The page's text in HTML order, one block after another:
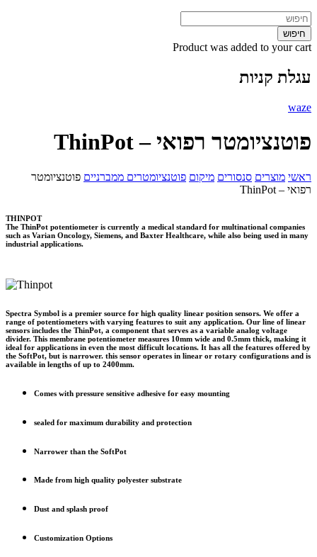
חיפוש
Product was added to your cart
עגלת קניות
waze
פוטנציומטר רפואי – ThinPot
ראשי מוצרים סנסורים מיקום פוטנציומטרים ממברניים פוטנציומטר
רפואי – ThinPot
THINPOT
The ThinPot potentiometer is currently a medical standard for multinational companies
such as Varian Oncology, Siemens, and Baxter Healthcare, while also being used in many
industrial applications.
Spectra Symbol is a premier source for high quality linear position sensors. We offer a
range of potentiometers with varying features to suit any application. Our line of linear
sensors includes the ThinPot, a component that serves as a variable analog voltage
divider. This membrane potentiometer measures 10mm wide and 0.5mm thick, making it
ideal for applications in even the most difficult locations. It has all the features offered by
the SoftPot, but is narrower. this sensor operates in linear or rotary configurations and is
available in lengths of up to 2400mm.
Comes with pressure sensitive adhesive for easy mounting
sealed for maximum durability and protection
Narrower than the SoftPot
Made from high quality polyester substrate
Dust and splash proof
Customization Options